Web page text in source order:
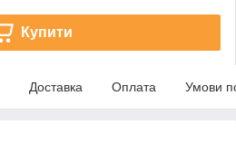
Купити
Доставка Оплата Умови